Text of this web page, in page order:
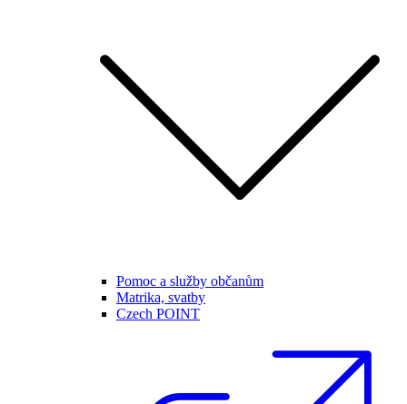
Pomoc a služby občanům
Matrika, svatby
Czech POINT